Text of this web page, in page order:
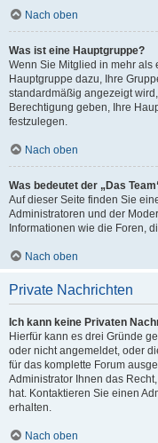
Nach oben
Was ist eine Hauptgruppe?
Wenn Sie Mitglied in mehr als
Hauptgruppe dazu, Ihre
standardmäßig angezeigt
Berechtigung geben, Ihre
festzulegen.
Nach oben
Was bedeutet der „Das
Auf dieser Seite finden Sie
Administratoren und der
Informationen wie die Foren,
Nach oben
Private Nachrichten
Ich kann keine Privaten
Hierfür kann es drei Gründe
oder nicht angemeldet, oder
für das komplette Forum
Administrator Ihnen das
hat. Kontaktieren Sie einen
erhalten.
Nach oben